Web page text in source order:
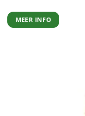
MEER INFO